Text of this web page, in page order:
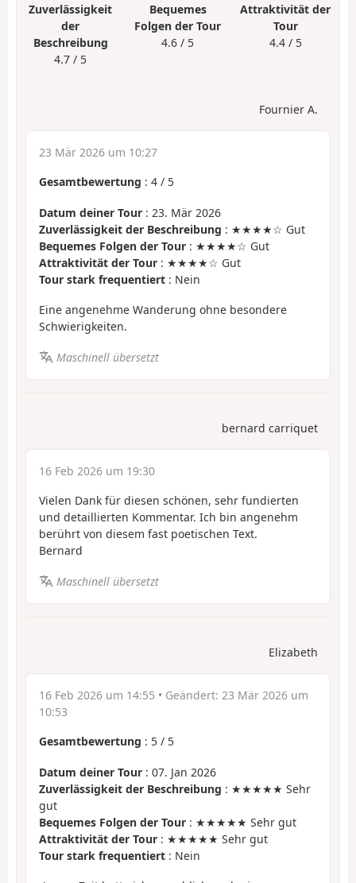
Zuverlässigkeit
der
Beschreibung
4.7 / 5
Bequemes
Folgen der Tour
4.6 / 5
Attraktivität der
Tour
4.4 / 5
Fournier A.
23 Mär 2026 um 10:27
Gesamtbewertung : 4 / 5
Datum deiner Tour : 23. Mär 2026
Zuverlässigkeit der Beschreibung : ★★★★☆ Gut
Bequemes Folgen der Tour : ★★★★☆ Gut
Attraktivität der Tour : ★★★★☆ Gut
Tour stark frequentiert : Nein
Eine angenehme Wanderung ohne besondere
Schwierigkeiten.
Maschinell übersetzt
bernard carriquet
16 Feb 2026 um 19:30
Vielen Dank für diesen schönen, sehr fundierten
und detaillierten Kommentar. Ich bin angenehm
berührt von diesem fast poetischen Text.
Bernard
Maschinell übersetzt
Elizabeth
16 Feb 2026 um 14:55 • Geändert: 23 Mär 2026 um
10:53
Gesamtbewertung : 5 / 5
Datum deiner Tour : 07. Jan 2026
Zuverlässigkeit der Beschreibung : ★★★★★ Sehr
gut
Bequemes Folgen der Tour : ★★★★★ Sehr gut
Attraktivität der Tour : ★★★★★ Sehr gut
Tour stark frequentiert : Nein